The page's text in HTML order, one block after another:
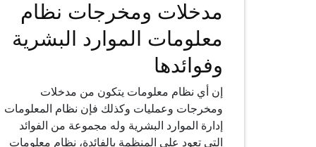
مدخلات ومخرجات نظام
معلومات الموارد البشرية
وفوائدها
إن أي نظام معلومات يتكون من مدخلات
ومخرجات وعمليات وكذلك فإن نظام المعلومات
إدارة الموارد البشرية وله مجموعة من الفوائد
التي تعود على المنظمة بالفائدة، نظام معلومات